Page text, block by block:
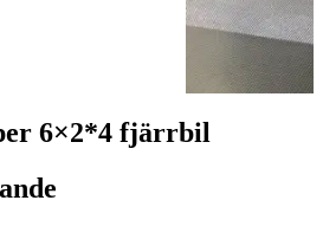
6×2*4 fjärrbil